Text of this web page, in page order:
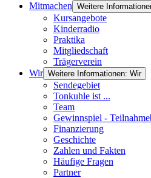
Mitmachen Weitere
Kursangebote
Kinderradio
Praktika
Mitgliedschaft
Trägerverein
Wir Weitere Informationen: Wir
Sendegebiet
Tonkuhle ist ...
Team
Gewinnspiel -
Finanzierung
Geschichte
Zahlen und Fakten
Häufige Fragen
Partner